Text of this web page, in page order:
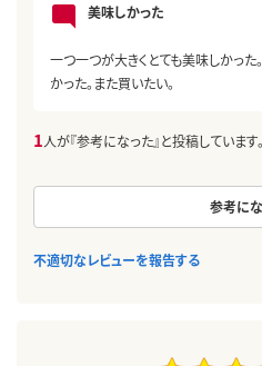
美味しかった
一つ一つが大きくとても美味しかっ
かった。また買いたい。
1人が『参考になった』と投稿しています。
参考に
不適切なレビューを報告する